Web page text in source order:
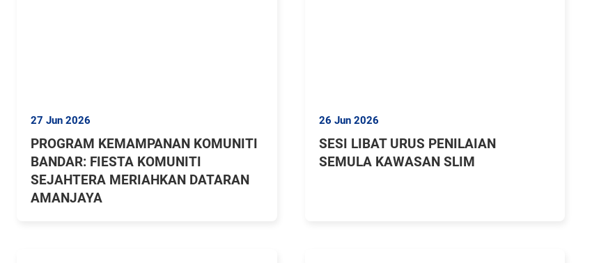
27 Jun 2026
PROGRAM KEMAMPANAN KOMUNITI
BANDAR: FIESTA KOMUNITI
SEJAHTERA MERIAHKAN DATARAN
AMANJAYA
26 Jun 2026
SESI LIBAT URUS PENILAIAN
SEMULA KAWASAN SLIM